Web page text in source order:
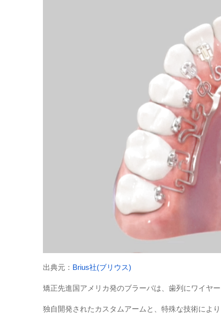
出典元： Brius社(ブリウス)
矯正先進国アメリカ発のブラーバは、歯列にワイヤ
独自開発されたカスタムアームと、特殊な技術によ